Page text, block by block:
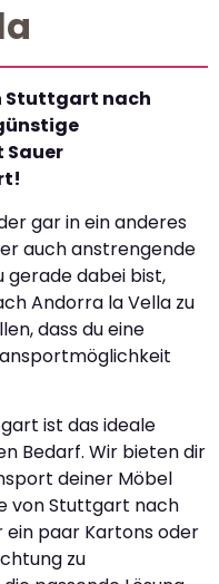
Stuttgart nach
gar in ein anderes
auch anstrengende
gerade dabei bist,
Andorra la Vella zu
dass du eine
ist das ideale
Bedarf. Wir bieten dir
deiner Möbel
von Stuttgart nach
ein paar Kartons oder
zu